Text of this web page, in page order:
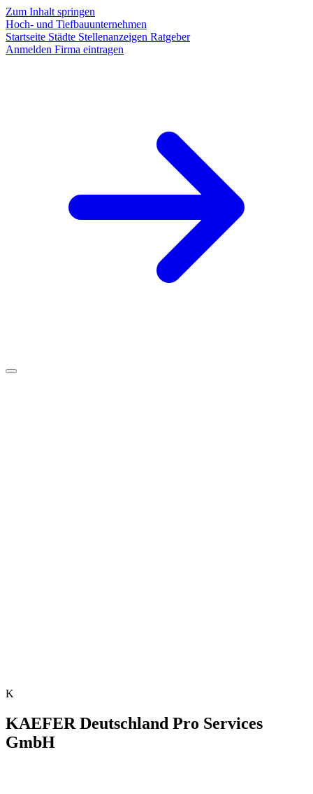
Zum Inhalt springen
Hoch- und Tiefbauunternehmen
Startseite Städte Stellenanzeigen Ratgeber
Anmelden Firma eintragen
K
KAEFER Deutschland Pro Services
GmbH